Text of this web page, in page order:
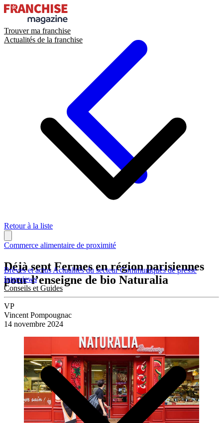
Trouver ma franchise
Actualités de la franchise
Brèves et actus Actualités du secteurCommuniqués de presse
Interviews
Conseils et Guides
Retour à la liste
Commerce alimentaire de proximité
Déjà sept Fermes en région parisiennes
pour l’enseigne de bio Naturalia
VP
Vincent Pompougnac
14 novembre 2024